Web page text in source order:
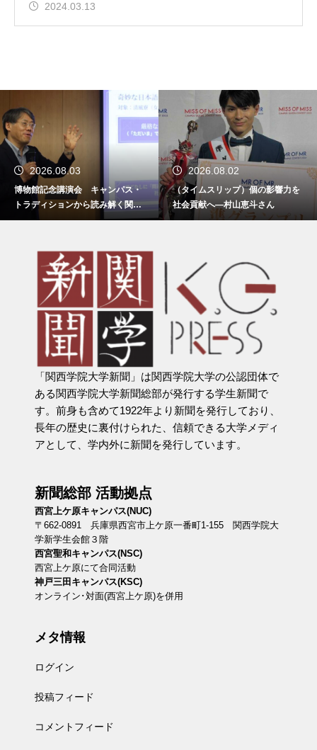
2024.03.13
2026.08.03
博物館記念講演会 キャンパス・
トラディションから読み解く関西
学院
2026.08.02
（タイムスリップ）個の影響力を
社会貢献へ―村山恵斗さん
「関西学院大学新聞」は関西学院大学の公認団体で
ある関西学院大学新聞総部が発行する学生新聞で
す。前身も含めて1922年より新聞を発行しており、
長年の歴史に裏付けられた、信頼できる大学メディ
アとして、学内外に新聞を発行しています。
新聞総部 活動拠点
西宮上ケ原キャンパス(NUC)
〒662-0891 兵庫県西宮市上ケ原一番町1-155 関西学院大
学新学生会館３階
西宮聖和キャンパス(NSC)
西宮上ケ原にて合同活動
神戸三田キャンパス(KSC)
オンライン･対面(西宮上ケ原)を併用
メタ情報
ログイン
投稿フィード
コメントフィード